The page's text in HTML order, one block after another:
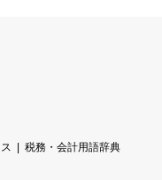
税務・会計用語辞典